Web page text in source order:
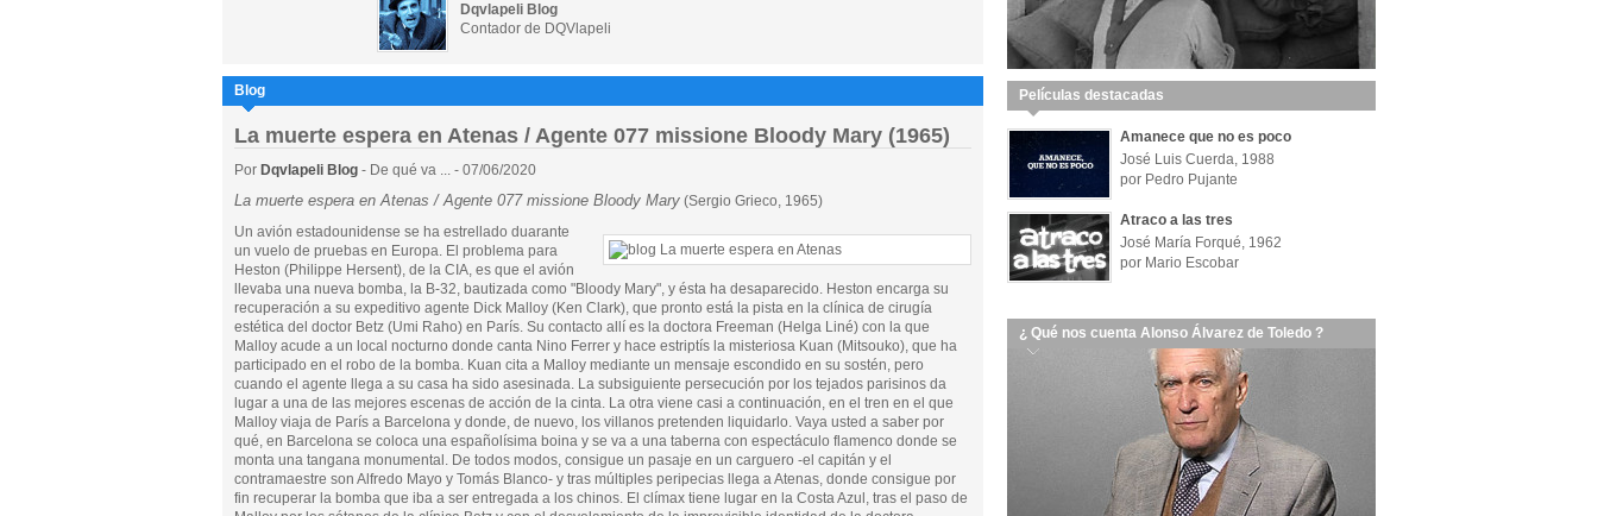
Dqvlapeli Blog
Contador de DQVlapeli
Blog
La muerte espera en Atenas / Agente 077 missione Bloody Mary (1965)
Por Dqvlapeli Blog - De qué va ... - 07/06/2020
La muerte espera en Atenas / Agente 077 missione Bloody Mary (Sergio Grieco, 1965)
Un avión estadounidense se ha estrellado duarante
un vuelo de pruebas en Europa. El problema para
Heston (Philippe Hersent), de la CIA, es que el avión
llevaba una nueva bomba, la B-32, bautizada como "Bloody Mary", y ésta ha desaparecido. Heston encarga su
recuperación a su expeditivo agente Dick Malloy (Ken Clark), que pronto está la pista en la clínica de cirugía
estética del doctor Betz (Umi Raho) en París. Su contacto allí es la doctora Freeman (Helga Liné) con la que
Malloy acude a un local nocturno donde canta Nino Ferrer y hace estriptís la misteriosa Kuan (Mitsouko), que ha
participado en el robo de la bomba. Kuan cita a Malloy mediante un mensaje escondido en su sostén, pero
cuando el agente llega a su casa ha sido asesinada. La subsiguiente persecución por los tejados parisinos da
lugar a una de las mejores escenas de acción de la cinta. La otra viene casi a continuación, en el tren en el que
Malloy viaja de París a Barcelona y donde, de nuevo, los villanos pretenden liquidarlo. Vaya usted a saber por
qué, en Barcelona se coloca una españolísima boina y se va a una taberna con espectáculo flamenco donde se
monta una tangana monumental. De todos modos, consigue un pasaje en un carguero -el capitán y el
contramaestre son Alfredo Mayo y Tomás Blanco- y tras múltiples peripecias llega a Atenas, donde consigue por
fin recuperar la bomba que iba a ser entregada a los chinos. El clímax tiene lugar en la Costa Azul, tras el paso de
Películas destacadas
Amanece que no es poco
José Luis Cuerda, 1988
por Pedro Pujante
Atraco a las tres
José María Forqué, 1962
por Mario Escobar
¿ Qué nos cuenta Alonso Álvarez de Toledo ?